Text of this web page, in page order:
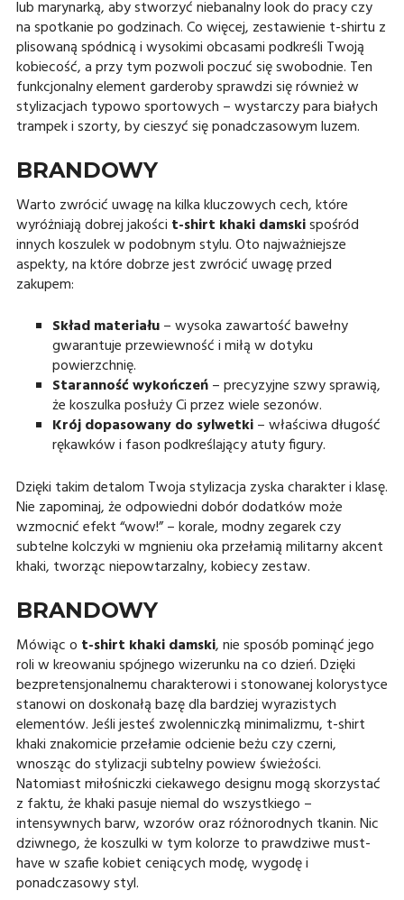
lub marynarką, aby stworzyć niebanalny look do pracy czy
na spotkanie po godzinach. Co więcej, zestawienie t-shirtu z
plisowaną spódnicą i wysokimi obcasami podkreśli Twoją
kobiecość, a przy tym pozwoli poczuć się swobodnie. Ten
funkcjonalny element garderoby sprawdzi się również w
stylizacjach typowo sportowych – wystarczy para białych
trampek i szorty, by cieszyć się ponadczasowym luzem.
BRANDOWY
Warto zwrócić uwagę na kilka kluczowych cech, które
wyróżniają dobrej jakości t-shirt khaki damskispośród
innych koszulek w podobnym stylu. Oto najważniejsze
aspekty, na które dobrze jest zwrócić uwagę przed
zakupem:
Skład materiału– wysoka zawartość bawełny
gwarantuje przewiewność i miłą w dotyku
powierzchnię.
Staranność wykończeń– precyzyjne szwy sprawią,
że koszulka posłuży Ci przez wiele sezonów.
Krój dopasowany do sylwetki– właściwa długość
rękawków i fason podkreślający atuty figury.
Dzięki takim detalom Twoja stylizacja zyska charakter i klasę.
Nie zapominaj, że odpowiedni dobór dodatków może
wzmocnić efekt “wow!” – korale, modny zegarek czy
subtelne kolczyki w mgnieniu oka przełamią militarny akcent
khaki, tworząc niepowtarzalny, kobiecy zestaw.
BRANDOWY
Mówiąc o t-shirt khaki damski, nie sposób pominąć jego
roli w kreowaniu spójnego wizerunku na co dzień. Dzięki
bezpretensjonalnemu charakterowi i stonowanej kolorystyce
stanowi on doskonałą bazę dla bardziej wyrazistych
elementów. Jeśli jesteś zwolenniczką minimalizmu, t-shirt
khaki znakomicie przełamie odcienie beżu czy czerni,
wnosząc do stylizacji subtelny powiew świeżości.
Natomiast miłośniczki ciekawego designu mogą skorzystać
z faktu, że khaki pasuje niemal do wszystkiego –
intensywnych barw, wzorów oraz różnorodnych tkanin. Nic
dziwnego, że koszulki w tym kolorze to prawdziwe must-
have w szafie kobiet ceniących modę, wygodę i
ponadczasowy styl.